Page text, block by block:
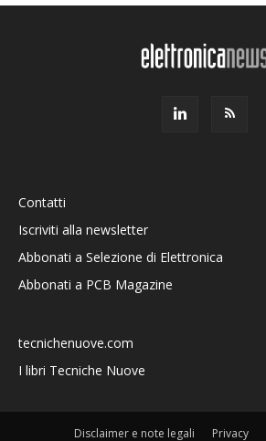
Contatti
Iscriviti alla newsletter
Abbonati a Selezione di Elettronica
Abbonati a PCB Magazine
tecnichenuove.com
I libri Tecniche Nuove
Disclaimer e note legali Privacy